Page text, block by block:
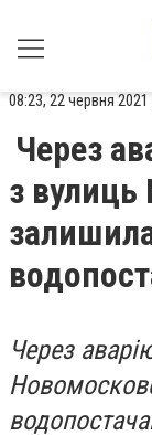
08:23, 22 червня 2021
Через
з
Через